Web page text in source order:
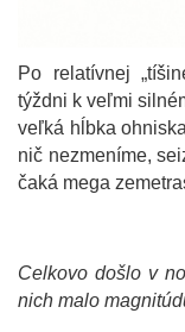
Po relatívnej
týždni k veľmi
veľká hĺbka
nič nezmeníme,
čaká mega
Celkovo došlo v
nich malo